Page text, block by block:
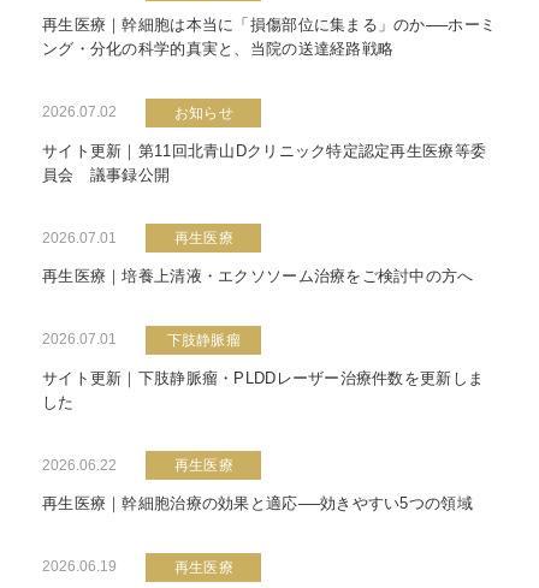
再生医療｜幹細胞は本当に「損傷部位に集まる」のか──ホーミ
ング・分化の科学的真実と、当院の送達経路戦略
2026.07.02 お知らせ
サイト更新｜第11回北青山Dクリニック特定認定再生医療等委
員会 議事録公開
2026.07.01 再生医療
再生医療｜培養上清液・エクソソーム治療をご検討中の方へ
2026.07.01 下肢静脈瘤
サイト更新｜下肢静脈瘤・PLDDレーザー治療件数を更新しま
した
2026.06.22 再生医療
再生医療｜幹細胞治療の効果と適応──効きやすい5つの領域
2026.06.19 再生医療